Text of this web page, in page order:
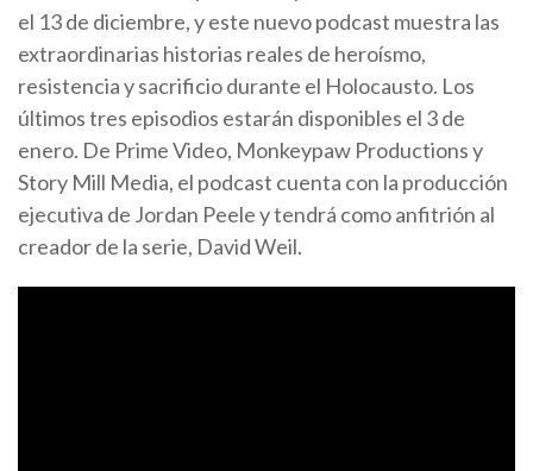
el 13 de diciembre, y este nuevo podcast muestra las
extraordinarias historias reales de heroísmo,
resistencia y sacrificio durante el Holocausto. Los
últimos tres episodios estarán disponibles el 3 de
enero. De Prime Video, Monkeypaw Productions y
Story Mill Media, el podcast cuenta con la producción
ejecutiva de Jordan Peele y tendrá como anfitrión al
creador de la serie, David Weil.